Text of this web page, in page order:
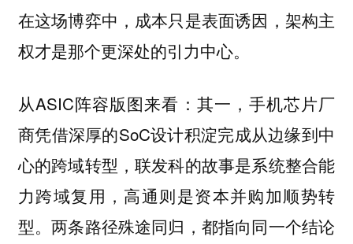
在这场博弈中，成本只是表面诱因，架构主
权才是那个更深处的引力中心。
从ASIC阵容版图来看：其一，手机芯片厂
商凭借深厚的SoC设计积淀完成从边缘到中
心的跨域转型，联发科的故事是系统整合能
力跨域复用，高通则是资本并购加顺势转
型。两条路径殊途同归，都指向同一个结论